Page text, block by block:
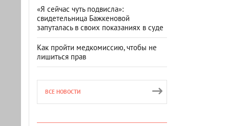
«Я сейчас чуть подвисла»:
свидетельница Бажкеновой
запуталась в своих показаниях в суде
Как пройти медкомиссию, чтобы не
лишиться прав
ВСЕ НОВОСТИ